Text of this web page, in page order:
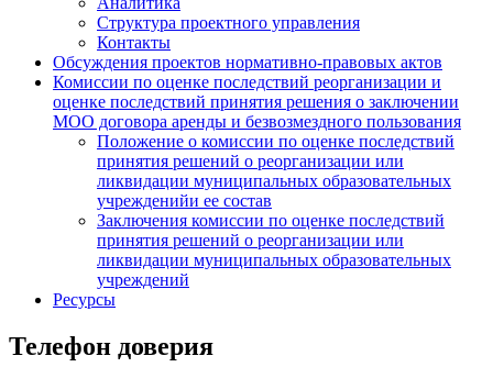
Структура проектного управления
Контакты
Обсуждения проектов нормативно-правовых актов
Комиссии по оценке последствий реорганизации и
оценке последствий принятия решения о заключении
МОО договора аренды и безвозмездного пользования
Положение о комиссии по оценке последствий
принятия решений о реорганизации или
ликвидации муниципальных образовательных
учрежденийи ее состав
Заключения комиссии по оценке последствий
принятия решений о реорганизации или
ликвидации муниципальных образовательных
учреждений
Ресурсы
Телефон доверия